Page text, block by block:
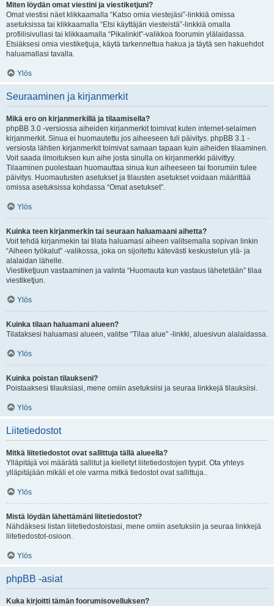
Miten löydän omat viestini ja viestiketjuni?
Omat viestisi näet klikkaamalla “Katso omia viestejäsi”-linkkiä omissa
asetuksissa tai klikkaamalla “Etsi käyttäjän viesteistä”-linkkiä omalla
profiilisivullasi tai klikkaamalla “Pikalinkit”-valikkoa foorumin ylälaidassa.
Etsiäksesi omia viestiketjuja, käytä tarkennettua hakua ja täytä sen hakuehdot
haluamallasi tavalla.
Ylös
Seuraaminen ja kirjanmerkit
Mikä ero on kirjanmerkillä ja tilaamisella?
phpBB 3.0 -versiossa aiheiden kirjanmerkit toimivat kuten internet-selaimen
kirjanmerkit. Sinua ei huomautettu jos aiheeseen tuli päivitys. phpBB 3.1 -
versiosta lähtien kirjanmerkit toimivat samaan tapaan kuin aiheiden tilaaminen.
Voit saada ilmoituksen kun aihe josta sinulla on kirjanmerkki päivittyy.
Tilaaminen puolestaan huomauttaa sinua kun aiheeseen tai foorumiin tulee
päivitys. Huomautusten asetukset ja tilausten asetukset voidaan määrittää
omissa asetuksissa kohdassa “Omat asetukset”.
Ylös
Kuinka teen kirjanmerkin tai seuraan haluamaani aihetta?
Voit tehdä kirjanmekin tai tilata haluamasi aiheen valitsemalla sopivan linkin
“Aiheen työkalut” -valikossa, joka on sijoitettu kätevästi keskustelun ylä- ja
alalaidan lähelle.
Viestiketjuun vastaaminen ja valinta “Huomauta kun vastaus lähetetään” tilaa
viestiketjun.
Ylös
Kuinka tilaan haluamani alueen?
Tilataksesi haluamasi alueen, valitse “Tilaa alue” -linkki, aluesivun alalaidassa.
Ylös
Kuinka poistan tilaukseni?
Poistaaksesi tilauksiasi, mene omiin asetuksiisi ja seuraa linkkejä tilauksiisi.
Ylös
Liitetiedostot
Mitkä liitetiedostot ovat sallittuja tällä alueella?
Ylläpitäjä voi määrätä sallitut ja kielletyt liitetiedostojen tyypit. Ota yhteys
ylläpitäjään mikäli et ole varma mitkä tiedostot ovat sallittuja..
Ylös
Mistä löydän lähettämäni liitetiedostot?
Nähdäksesi listan liitetiedostoistasi, mene omiin asetuksiin ja seuraa linkkejä
liitetiedostot-osioon.
Ylös
phpBB -asiat
Kuka kirjoitti tämän foorumisovelluksen?